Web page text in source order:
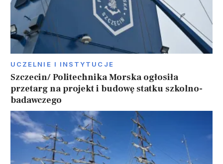
UCZELNIE I INSTYTUCJE
Szczecin/ Politechnika Morska ogłosiła
przetarg na projekt i budowę statku szkolno-
badawczego